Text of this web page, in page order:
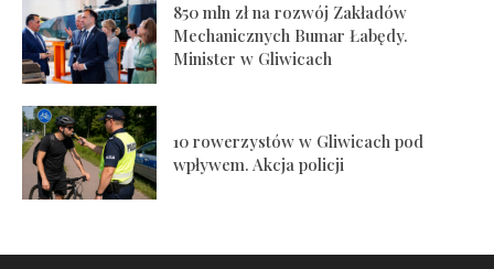
850 mln zł na rozwój Zakładów
Mechanicznych Bumar Łabędy.
Minister w Gliwicach
10 rowerzystów w Gliwicach pod
wpływem. Akcja policji